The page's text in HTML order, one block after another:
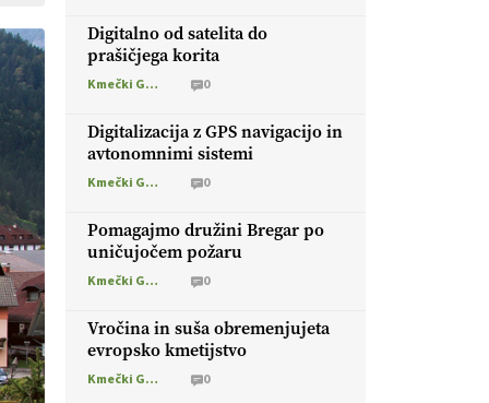
Digitalno od satelita do
prašičjega korita
Kmečki Glas 0
Digitalizacija z GPS navigacijo in
avtonomnimi sistemi
Kmečki Glas 0
Pomagajmo družini Bregar po
uničujočem požaru
Kmečki Glas 0
Vročina in suša obremenjujeta
evropsko kmetijstvo
Kmečki Glas 0